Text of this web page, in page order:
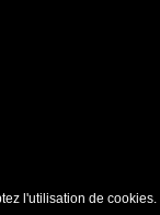
l'utilisation de